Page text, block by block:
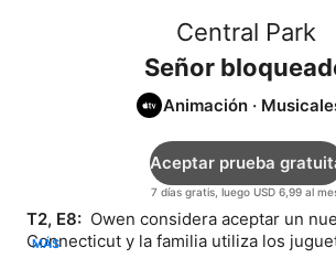
Central Park
Señor
Animación ·
7 días gratis, luego USD 6,99 al
Aceptar prueba
T2, E8: Owen considera aceptar un
Connecticut y la familia utiliza los
MÁS